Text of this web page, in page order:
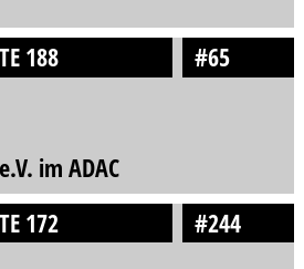
188
#65
im ADAC
172
#244